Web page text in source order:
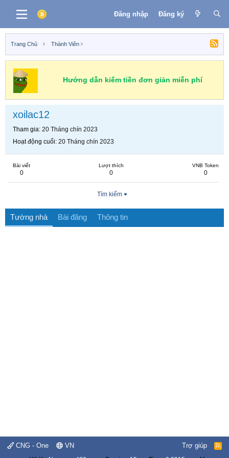
Đăng nhập Đăng ký
Trang Chủ Thành Viên
Hướng dẫn kiếm tiền đơn giản miễn phí
xoilac12
Tham gia 20 Tháng chín 2023
Hoạt động cuối 20 Tháng chín 2023
Bài viết
0
Lượt thích
0
VNB Token
0
Tìm kiếm
Tường nhà Bài đăng Thông tin
CNG - One VN Trợ giúp
R